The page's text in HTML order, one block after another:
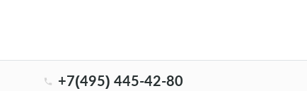
+7(495) 445-42-80